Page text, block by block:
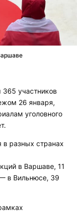
участников
26 января,
уголовного
в разных странах
в Варшаве, 11
в Вильнюсе, 39